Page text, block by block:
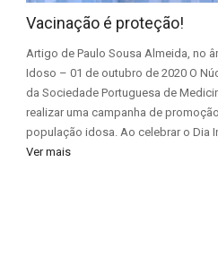
Vacinação é proteção!
Artigo de Paulo Sousa Almeida, no
Idoso – 01 de outubro de 2020 O
da Sociedade Portuguesa de
realizar uma campanha de
população idosa. Ao celebrar o Dia
Ver mais